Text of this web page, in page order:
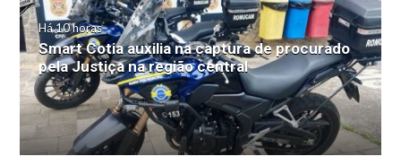
Há 10 horas
Smart Cotia auxilia na captura de procurado
pela Justiça na região central